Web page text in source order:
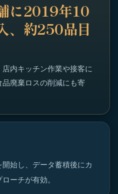
に2019年10
、約250品目
内キッチン作業や接客に
廃棄ロスの削減にも寄
始し、データ蓄積後にカ
ーチが有効。